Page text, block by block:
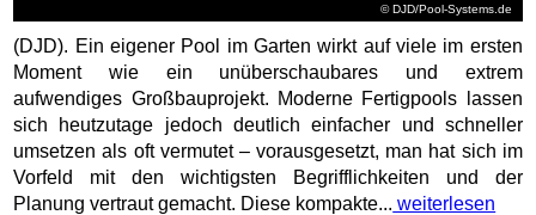
© DJD/Pool-Systems.de
(DJD). Ein eigener Pool im Garten wirkt auf viele im ersten
Moment wie ein unüberschaubares und extrem
aufwendiges Großbauprojekt. Moderne Fertigpools lassen
sich heutzutage jedoch deutlich einfacher und schneller
umsetzen als oft vermutet – vorausgesetzt, man hat sich im
Vorfeld mit den wichtigsten Begrifflichkeiten und der
Planung vertraut gemacht. Diese kompakte... weiterlesen